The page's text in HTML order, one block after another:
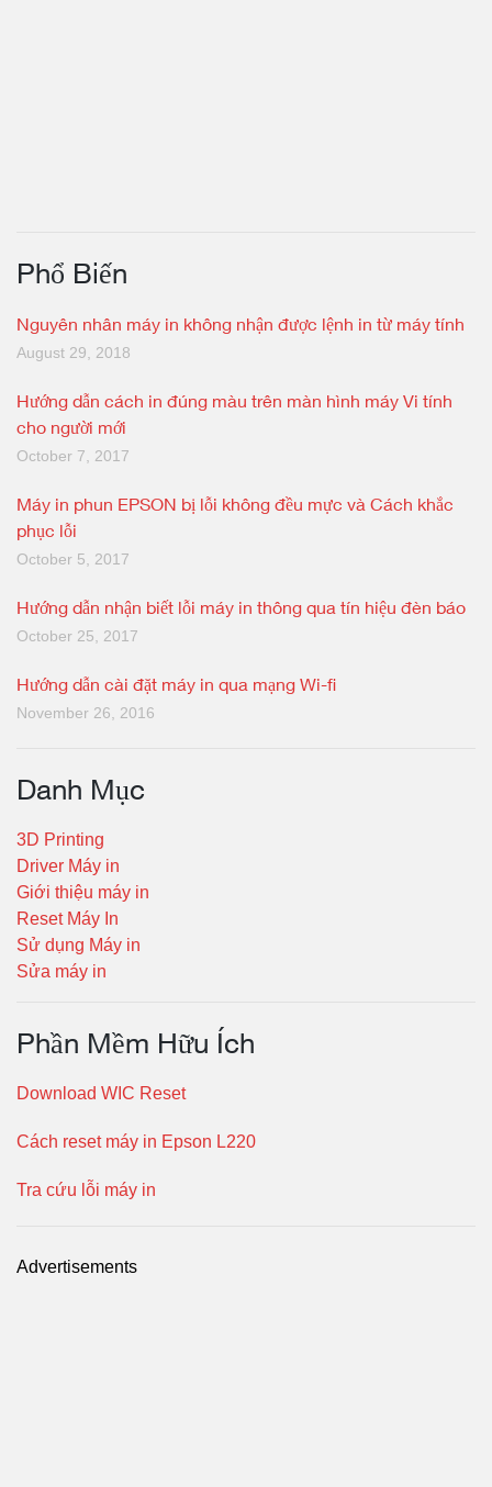
Phổ Biến
Nguyên nhân máy in không nhận được lệnh in từ máy tính
August 29, 2018
Hướng dẫn cách in đúng màu trên màn hình máy Vi tính
cho người mới
October 7, 2017
Máy in phun EPSON bị lỗi không đều mực và Cách khắc
phục lỗi
October 5, 2017
Hướng dẫn nhận biết lỗi máy in thông qua tín hiệu đèn báo
October 25, 2017
Hướng dẫn cài đặt máy in qua mạng Wi-fi
November 26, 2016
Danh Mục
3D Printing
Driver Máy in
Giới thiệu máy in
Reset Máy In
Sử dụng Máy in
Sửa máy in
Phần Mềm Hữu Ích
Download WIC Reset
Cách reset máy in Epson L220
Tra cứu lỗi máy in
Advertisements